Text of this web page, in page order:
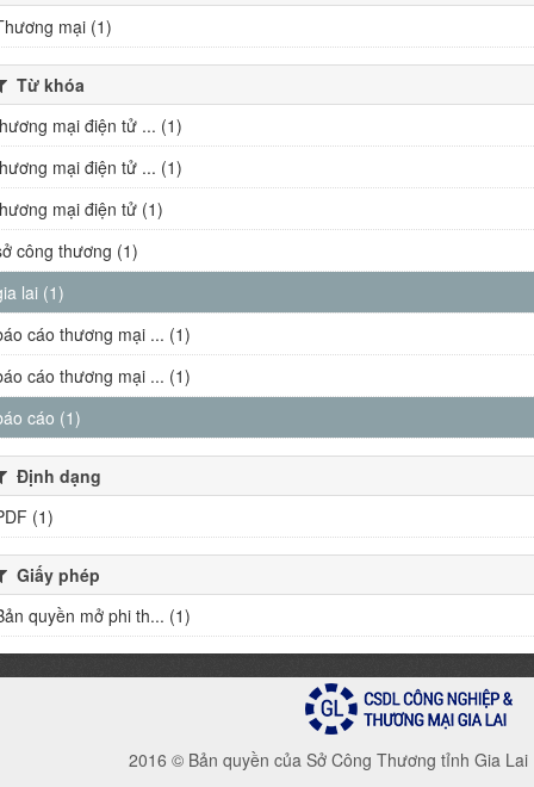
mại (1)
Từ khóa
mại điện tử ... (1)
mại điện tử ... (1)
mại điện tử (1)
công thương (1)
lai (1)
cáo thương mại ... (1)
cáo thương mại ... (1)
cáo (1)
Định dạng
(1)
Giấy phép
quyền mở phi th... (1)
2016 © Bản quyền của Sở Công Thương tỉnh Gia Lai